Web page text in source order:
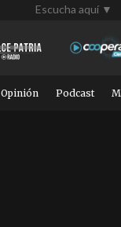
Escucha aquí ▼
Opinión Podcast